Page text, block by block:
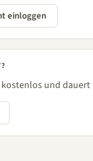
einloggen
kostenlos und